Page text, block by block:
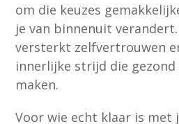
om die keuzes
je van binnenuit
versterkt zelfvertrouwen
innerlijke strijd die
maken.
Voor wie echt klaar is met